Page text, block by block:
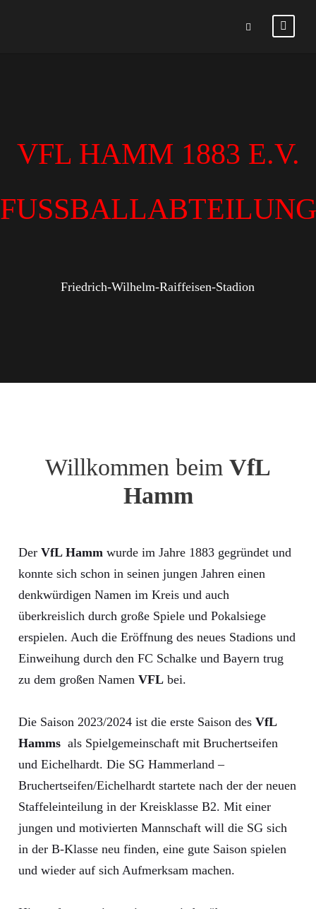
VFL HAMM 1883 E.V.
FUSSBALLABTEILUNG
Friedrich-Wilhelm-Raiffeisen-Stadion
Willkommen beim VfL
Hamm
Der VfL Hamm wurde im Jahre 1883 gegründet und
konnte sich schon in seinen jungen Jahren einen
denkwürdigen Namen im Kreis und auch
überkreislich durch große Spiele und Pokalsiege
erspielen. Auch die Eröffnung des neues Stadions und
Einweihung durch den FC Schalke und Bayern trug
zu dem großen Namen VFL bei.
Die Saison 2023/2024 ist die erste Saison des VfL
Hamms als Spielgemeinschaft mit Bruchertseifen
und Eichelhardt. Die SG Hammerland –
Bruchertseifen/Eichelhardt startete nach der der neuen
Staffeleinteilung in der Kreisklasse B2. Mit einer
jungen und motivierten Mannschaft will die SG sich
in der B-Klasse neu finden, eine gute Saison spielen
und wieder auf sich Aufmerksam machen.